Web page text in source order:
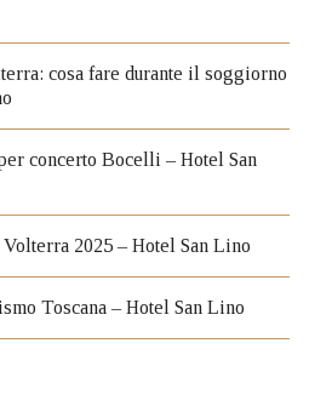
cosa fare durante il soggiorno
concerto Bocelli – Hotel San
2025 – Hotel San Lino
Toscana – Hotel San Lino